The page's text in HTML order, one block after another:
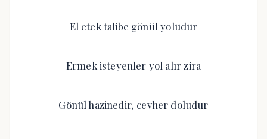
El etek talibe gönül yoludur
Ermek isteyenler yol alır zira
Gönül hazinedir, cevher doludur